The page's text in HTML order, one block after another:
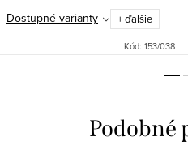
Dostupné varianty + ďalšie
Kód: 153/038